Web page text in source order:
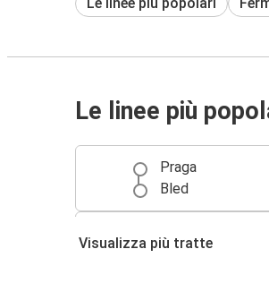
Le linee più
Praga
Bled
Bled
Visualizza più tratte